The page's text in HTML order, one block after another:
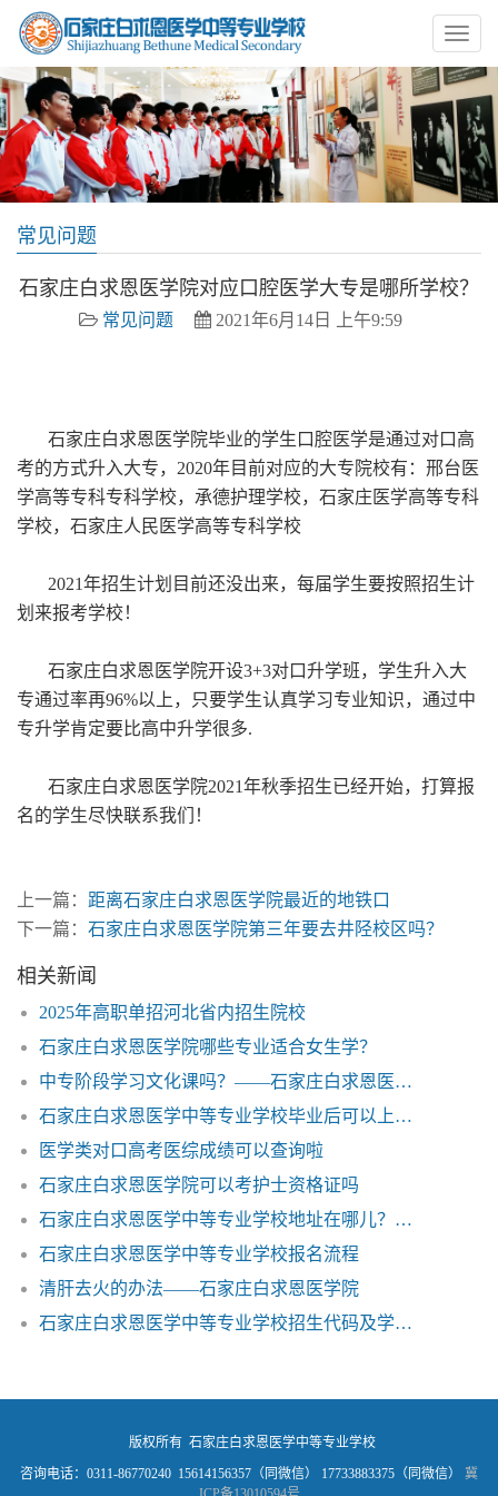
常见问题
石家庄白求恩医学院对应口腔医学大专是哪所学校？
常见问题 2021年6月14日 上午9:59
石家庄白求恩医学院毕业的学生口腔医学是通过对口高
考的方式升入大专，2020年目前对应的大专院校有：邢台医
学高等专科专科学校，承德护理学校，石家庄医学高等专科
学校，石家庄人民医学高等专科学校
2021年招生计划目前还没出来，每届学生要按照招生计
划来报考学校！
石家庄白求恩医学院开设3+3对口升学班，学生升入大
专通过率再96%以上，只要学生认真学习专业知识，通过中
专升学肯定要比高中升学很多.
石家庄白求恩医学院2021年秋季招生已经开始，打算报
名的学生尽快联系我们！
上一篇： 距离石家庄白求恩医学院最近的地铁口
下一篇： 石家庄白求恩医学院第三年要去井陉校区吗？
相关新闻
2025年高职单招河北省内招生院校
石家庄白求恩医学院哪些专业适合女生学？
中专阶段学习文化课吗？——石家庄白求恩医学中专
石家庄白求恩医学中等专业学校毕业后可以上的医学类对口本科院校有哪些？
医学类对口高考医综成绩可以查询啦
石家庄白求恩医学院可以考护士资格证吗
石家庄白求恩医学中等专业学校地址在哪儿？怎么走？
石家庄白求恩医学中等专业学校报名流程
清肝去火的办法——石家庄白求恩医学院
石家庄白求恩医学中等专业学校招生代码及学校信息‌
版权所有 石家庄白求恩医学中等专业学校
咨询电话：0311-86770240 15614156357（同微信） 17733883375（同微信） 冀